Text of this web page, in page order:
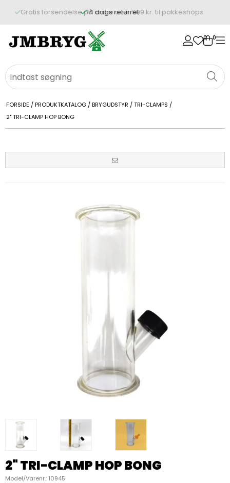
14 dags returret
0 0
FORSIDE / PRODUKTKATALOG /BRYGUDSTYR /TRI-CLAMPS /
2" TRI-CLAMP HOP BONG
2" TRI-CLAMP HOP BONG
Model/Varenr.: 10945